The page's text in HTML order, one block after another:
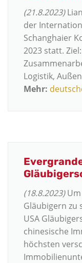
(21.8.2023)
der
Schanghaier
2023 statt.
Logistik,
Mehr:
(18.8.2023)Um
Gläubigern zu
USA
chinesische
höchsten